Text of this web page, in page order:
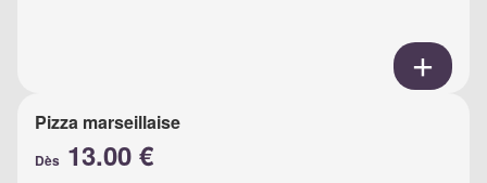
Pizza marseillaise
Dès 13.00 €